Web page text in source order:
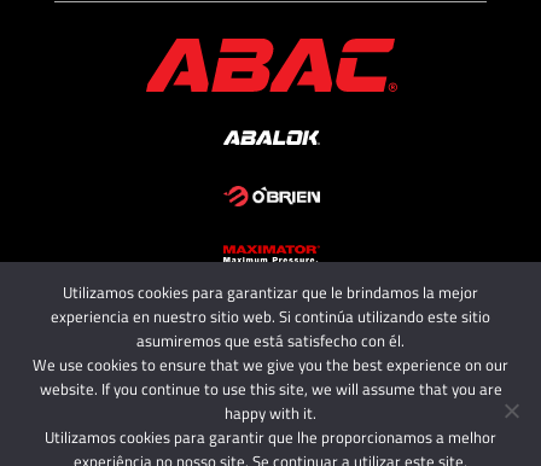
Copyright 2025 - ABAC SRL
All rights reserved.
Utilizamos cookies para garantizar que le brindamos la mejor
experiencia en nuestro sitio web. Si continúa utilizando este sitio
asumiremos que está satisfecho con él.
We use cookies to ensure that we give you the best experience on our
website. If you continue to use this site, we will assume that you are
happy with it.
Utilizamos cookies para garantir que lhe proporcionamos a melhor
experiência no nosso site. Se continuar a utilizar este site,